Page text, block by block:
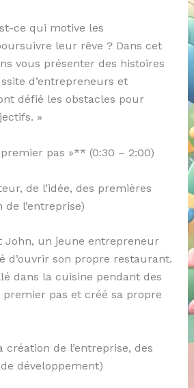
ce qui motive les
leur rêve ? Dans cet
vous présenter des histoires
d’entrepreneurs et
défié les obstacles pour
»
pas »** (0:30 – 2:00)
de l’idée, des premières
l’entreprise)
John, un jeune entrepreneur
d’ouvrir son propre restaurant.
dans la cuisine pendant des
premier pas et créé sa propre
création de l’entreprise, des
développement)